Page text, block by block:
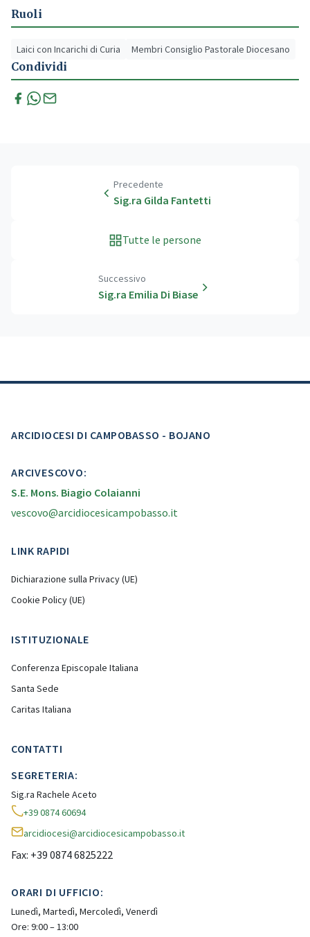
Ruoli
Laici con Incarichi di Curia Membri Consiglio Pastorale Diocesano
Condividi
Precedente
Sig.ra Gilda Fantetti
Tutte le persone
Successivo
Sig.ra Emilia Di Biase
ARCIDIOCESI DI CAMPOBASSO - BOJANO
ARCIVESCOVO:
S.E. Mons. Biagio Colaianni
vescovo@arcidiocesicampobasso.it
LINK RAPIDI
Dichiarazione sulla Privacy (UE)
Cookie Policy (UE)
ISTITUZIONALE
Conferenza Episcopale Italiana
Santa Sede
Caritas Italiana
CONTATTI
SEGRETERIA:
Sig.ra Rachele Aceto
+39 0874 60694
arcidiocesi@arcidiocesicampobasso.it
Fax: +39 0874 6825222
ORARI DI UFFICIO:
Lunedì, Martedì, Mercoledì, Venerdì
Ore: 9:00 – 13:00